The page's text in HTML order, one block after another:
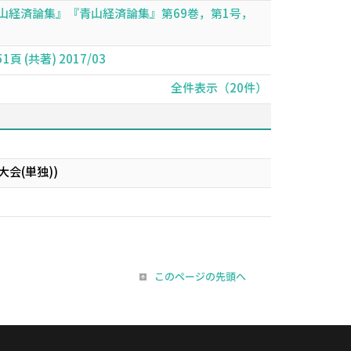
済論集』『青山経済論集』第69巻，第1号，
頁 (共著) 2017/03
全件表示（20件）
会(単独))
このページの先頭へ